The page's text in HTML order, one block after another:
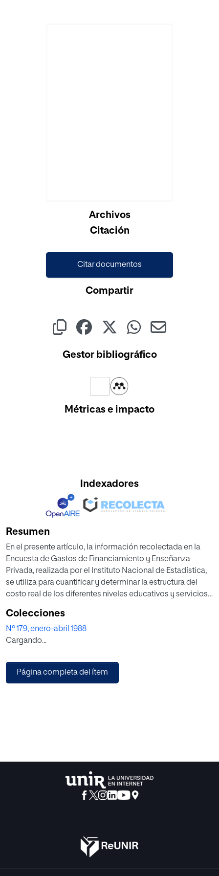
Archivos
Citación
Citar documentos
Compartir
Gestor bibliográfico
Métricas e impacto
Indexadores
Resumen
En el presente artículo, la información recolectada en la
Encuesta de Gastos de Financiamiento y Enseñanza
Privada, realizada por el Instituto Nacional de Estadística,
se utiliza para cuantificar y determinar la estructura del
costo real de los diferentes niveles educativos y servicios
escolar 1984-85.
Colecciones
Nº 179, enero-abril 1988
Cargando...
Página completa del ítem